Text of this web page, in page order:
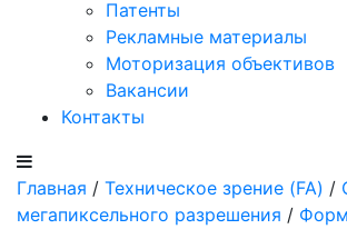
Патенты
Рекламные материалы
Моторизация объективов
Вакансии
Контакты
Главная / Техническое зрение (FA) /
мегапиксельного разрешения /